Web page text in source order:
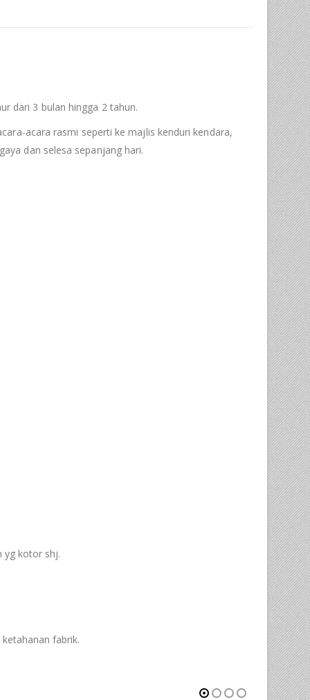
dari 3 bulan hingga 2 tahun.
acara rasmi seperti ke majlis kenduri kendara,
dan selesa sepanjang hari.
yg kotor shj.
fabrik.